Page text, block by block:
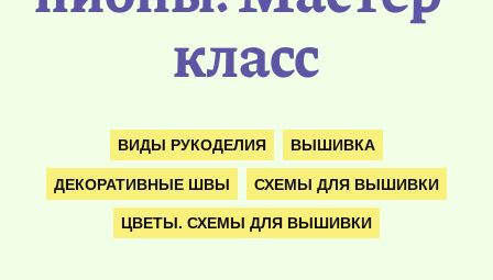
класс
ВИДЫ РУКОДЕЛИЯ ВЫШИВКА
ДЕКОРАТИВНЫЕ ШВЫ СХЕМЫ ДЛЯ ВЫШИВКИ
ЦВЕТЫ. СХЕМЫ ДЛЯ ВЫШИВКИ